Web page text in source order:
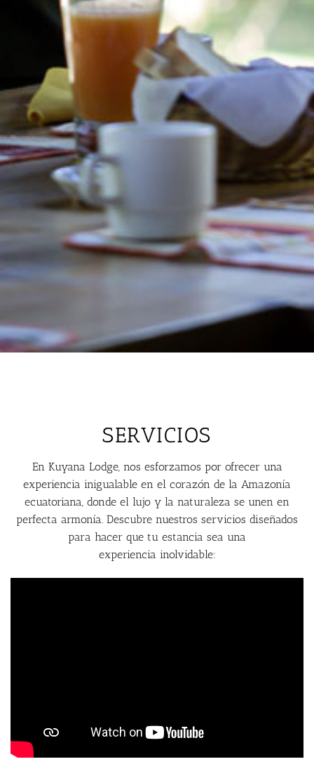
SERVICIOS
En Kuyana Lodge, nos esforzamos por ofrecer una
experiencia inigualable en el corazón de la Amazonía
ecuatoriana, donde el lujo y la naturaleza se unen en
perfecta armonía. Descubre nuestros servicios diseñados
para hacer que tu estancia sea una
experiencia inolvidable: